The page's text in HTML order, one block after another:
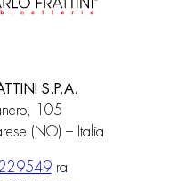
S.P.A.
105
(NO) – Italia
ra